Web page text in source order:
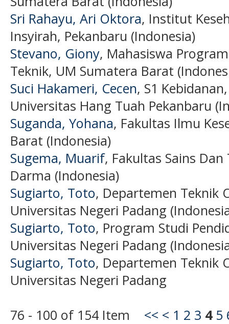
Sri Rahayu, Ari Oktora, Institut
Insyirah, Pekanbaru (Indonesia)
Stevano, Giony, Mahasiswa
Teknik, UM Sumatera Barat
Suci Hakameri, Cecen, S1
Universitas Hang Tuah Pekanbaru
Suganda, Yohana, Fakultas Ilmu
Barat (Indonesia)
Sugema, Muarif, Fakultas Sains
Darma (Indonesia)
Sugiarto, Toto, Departemen Teknik
Universitas Negeri Padang
Sugiarto, Toto, Program Studi
Universitas Negeri Padang
Sugiarto, Toto, Departemen Teknik
Universitas Negeri Padang
76 - 100 of 154 Item << < 1 2 3 4 5